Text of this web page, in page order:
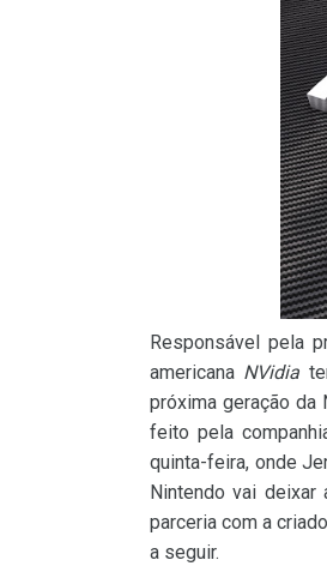
Responsável pela
americana NVidia
próxima geração da
feito pela
quinta-feira, onde
Nintendo vai
parceria com a
a seguir.